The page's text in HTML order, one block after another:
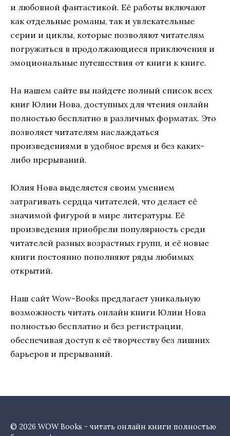
и любовной фантастикой. Её работы включают
как отдельные романы, так и увлекательные
серии и циклы, которые позволяют читателям
погружаться в продолжающиеся приключения и
эмоциональные путешествия от книги к книге.
На нашем сайте вы найдете полный список всех
книг Юлии Нова, доступных для чтения онлайн
полностью бесплатно в различных форматах. Это
позволяет читателям наслаждаться
произведениями в удобное время и без каких-
либо прерываний.
Юлия Нова выделяется своим умением
затрагивать сердца читателей, что делает её
значимой фигурой в мире литературы. Её
произведения приобрели популярность среди
читателей разных возрастных групп, и её новые
книги постоянно пополняют ряды любимых
открытий.
Наш сайт Wow-Books предлагает уникальную
возможность читать онлайн книги Юлии Нова
полностью бесплатно и без регистрации,
обеспечивая доступ к её творчеству без лишних
барьеров и прерываний.
© 2026 WOW Books - читать онлайн книги полностью